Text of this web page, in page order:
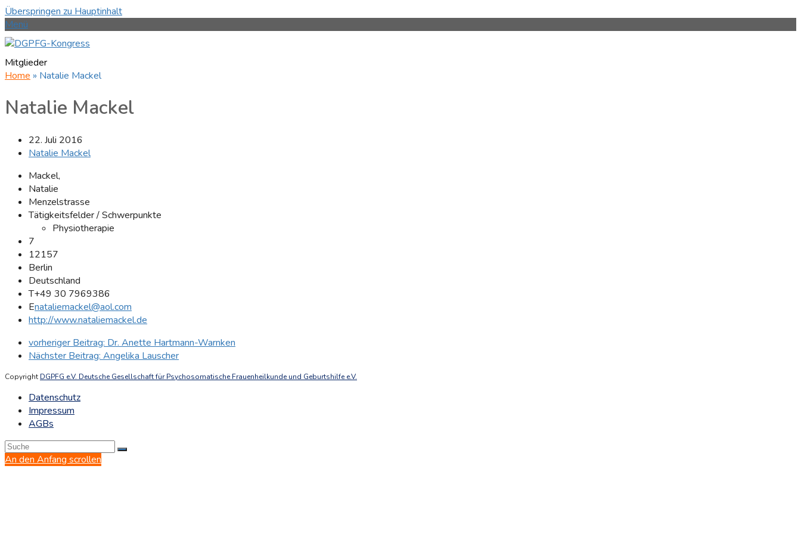
Überspringen zu Hauptinhalt
Menü
Mitglieder
Home » Natalie Mackel
Natalie Mackel
22. Juli 2016
Natalie Mackel
Mackel,
Natalie
Menzelstrasse
Tätigkeitsfelder / Schwerpunkte
Physiotherapie
7
12157
Berlin
Deutschland
T+49 30 7969386
Enataliemackel@aol.com
http://www.nataliemackel.de
vorheriger Beitrag: Dr. Anette Hartmann-Warnken
Nächster Beitrag: Angelika Lauscher
Copyright DGPFG e.V. Deutsche Gesellschaft für Psychosomatische Frauenheilkunde und Geburtshilfe e.V.
Datenschutz
Impressum
AGBs
An den Anfang scrollen